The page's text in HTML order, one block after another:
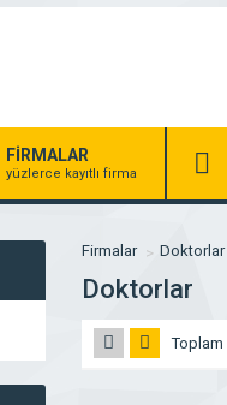
FİRMALAR
yüzlerce kayıtlı firma
Firmalar Doktorlar
Doktorlar
Toplam